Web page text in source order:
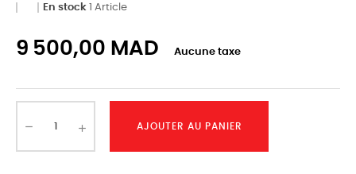
En stock 1 Article
9 500,00 MAD Aucune taxe
AJOUTER AU PANIER